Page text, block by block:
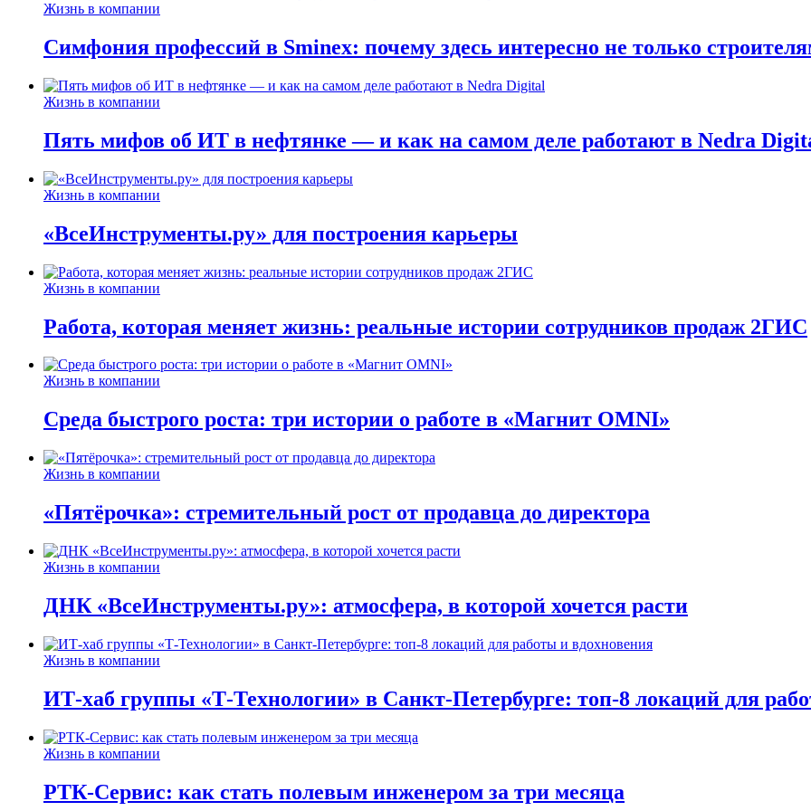
Жизнь в компании
Симфония профессий в Sminex: почему здесь интересно не только
Жизнь в компании
Пять мифов об ИТ в нефтянке — и как на самом деле работают в Nedra
Жизнь в компании
«ВсеИнструменты.ру» для построения карьеры
Жизнь в компании
Работа, которая меняет жизнь: реальные истории сотрудников продаж 2ГИС
Жизнь в компании
Среда быстрого роста: три истории о работе в «Магнит OMNI»
Жизнь в компании
«Пятёрочка»: стремительный рост от продавца до директора
Жизнь в компании
ДНК «ВсеИнструменты.ру»: атмосфера, в которой хочется расти
Жизнь в компании
ИТ-хаб группы «Т-Технологии» в Санкт-Петербурге: топ-8 локаций для
Жизнь в компании
РТК-Сервис: как стать полевым инженером за три месяца